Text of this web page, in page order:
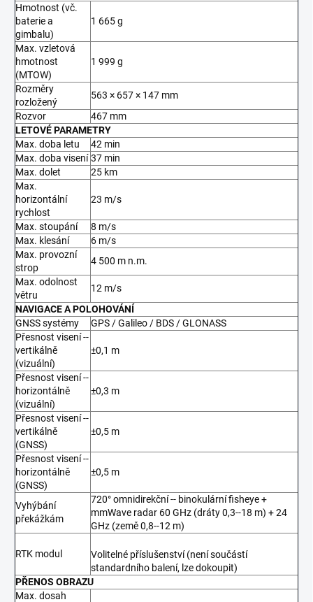
Hmotnost (vč.
baterie a
gimbalu)
1 665 g
Max. vzletová
hmotnost
(MTOW)
1 999 g
Rozměry
rozložený
563 × 657 × 147 mm
Rozvor
467 mm
LETOVÉ PARAMETRY
Max. doba letu
42 min
Max. doba visení 37 min
Max. dolet
25 km
Max.
horizontální
rychlost
23 m/s
Max. stoupání
8 m/s
Max. klesání
6 m/s
Max. provozní
strop
4 500 m n.m.
Max. odolnost
větru
12 m/s
NAVIGACE A POLOHOVÁNÍ
GNSS systémy
GPS / Galileo / BDS / GLONASS
Přesnost visení --
vertikálně
(vizuální)
±0,1 m
Přesnost visení --
horizontálně
(vizuální)
±0,3 m
Přesnost visení --
vertikálně
(GNSS)
±0,5 m
Přesnost visení --
horizontálně
(GNSS)
±0,5 m
Vyhýbání
překážkám
720° omnidirekční -- binokulární fisheye +
mmWave radar 60 GHz (dráty 0,3--18 m) + 24
GHz (země 0,8--12 m)
RTK modul
Volitelné příslušenství (není součástí
standardního balení, lze dokoupit)
PŘENOS OBRAZU
Max. dosah